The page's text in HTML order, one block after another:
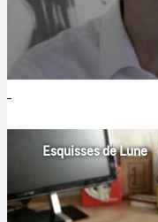
Esquisses de Lune